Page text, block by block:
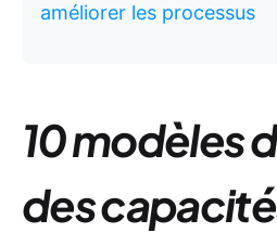
améliorer les processus
10 modèles
des